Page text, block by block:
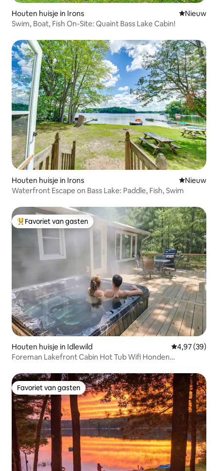
Houten huisje in Irons Nieuwe
Nieuw
Swim, Boat, Fish On-Site: Quaint Bass Lake Cabin!
Houten huisje in Irons Nieuwe
Nieuw
Waterfront Escape on Bass Lake: Paddle, Fish, Swim
Topfavoriet van gasten
Favoriet van gasten
Houten huisje in Idlewild Gemiddelde
4,97 (39)
Foreman Lakefront Cabin Hot Tub Wifi Honden
Favoriet van gasten
Favoriet van gasten